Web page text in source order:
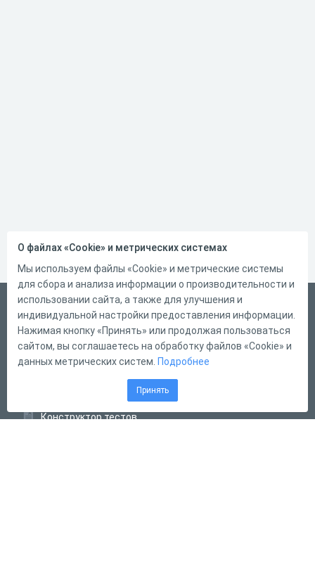
Русский
Справка
Форма обратной связи
Конструктор тестов
О файлах «Cookie» и метрических системах
Мы используем файлы «Cookie» и метрические системы
для сбора и анализа информации о производительности и
использовании сайта, а также для улучшения и
индивидуальной настройки предоставления информации.
Нажимая кнопку «Принять» или продолжая пользоваться
сайтом, вы соглашаетесь на обработку файлов «Cookie» и
данных метрических систем. Подробнее
Принять